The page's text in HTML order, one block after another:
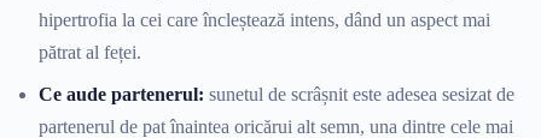
hipertrofia la cei care încleștează intens, dând un aspect mai
pătrat al feței.
Ce aude partenerul: sunetul de scrâșnit este adesea sesizat de
partenerul de pat înaintea oricărui alt semn, una dintre cele mai